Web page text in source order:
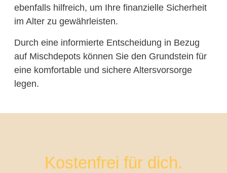
ebenfalls hilfreich, um Ihre finanzielle Sicherheit
im Alter zu gewährleisten.
Durch eine informierte Entscheidung in Bezug
auf Mischdepots können Sie den Grundstein für
eine komfortable und sichere Altersvorsorge
legen.
Kostenfrei für dich.